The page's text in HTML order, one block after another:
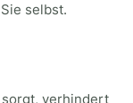
selbst.
sorgt, verhindert